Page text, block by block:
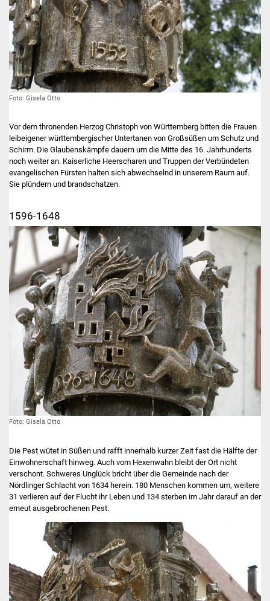
Foto: Gisela Otto
Vor dem thronenden Herzog Christoph von Württemberg bitten die Frauen
leibeigener württembergischer Untertanen von Großsüßen um Schutz und
Schirm. Die Glaubenskämpfe dauern um die Mitte des 16. Jahrhunderts
noch weiter an. Kaiserliche Heerscharen und Truppen der Verbündeten
evangelischen Fürsten halten sich abwechselnd in unserem Raum auf.
Sie plündern und brandschatzen.
1596-1648
Foto: Gisela Otto
Die Pest wütet in Süßen und rafft innerhalb kurzer Zeit fast die Hälfte der
Einwohnerschaft hinweg. Auch vom Hexenwahn bleibt der Ort nicht
verschont. Schweres Unglück bricht über die Gemeinde nach der
Nördlinger Schlacht von 1634 herein. 180 Menschen kommen um, weitere
31 verlieren auf der Flucht ihr Leben und 134 sterben im Jahr darauf an der
erneut ausgebrochenen Pest.